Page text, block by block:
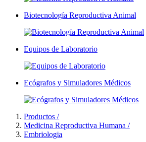
Biotecnología Reproductiva Animal
Equipos de Laboratorio
Ecógrafos y Simuladores Médicos
Productos /
Medicina Reproductiva Humana /
Embriologia